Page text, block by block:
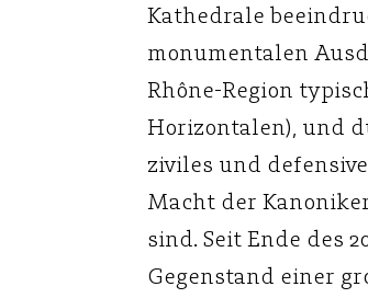
Kathedrale
monumentalen
Rhône-Region
Horizontalen), und
ziviles und
Macht der
sind. Seit Ende des
Gegenstand einer